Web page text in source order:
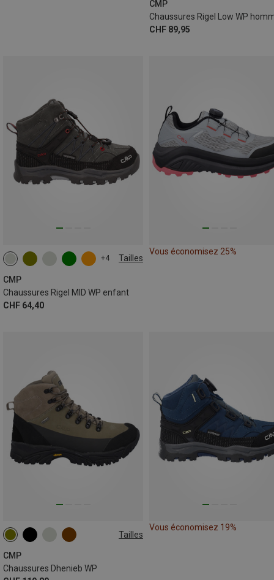
CMP
Chaussures Rigel Low WP
CHF 89,95
+4 Tailles
CMP
Chaussures Rigel MID WP enfant
CHF 64,40
38 39 40 41
Vous économisez 25%
Tailles
CMP
Chaussures Dhenieb WP
41 42 43
Vous économisez 19%